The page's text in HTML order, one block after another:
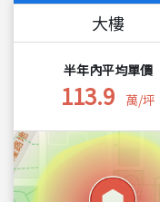
大樓
半年內平均單價
113.9 萬/坪